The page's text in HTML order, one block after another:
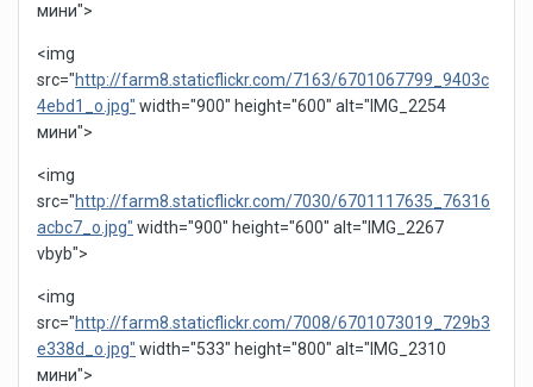
мини">
<img
src="http://farm8.staticflickr.com/7163/6701067799_9403c
4ebd1_o.jpg" width="900" height="600" alt="IMG_2254
мини">
<img
src="http://farm8.staticflickr.com/7030/6701117635_76316
acbc7_o.jpg" width="900" height="600" alt="IMG_2267
vbyb">
<img
src="http://farm8.staticflickr.com/7008/6701073019_729b3
e338d_o.jpg" width="533" height="800" alt="IMG_2310
мини">